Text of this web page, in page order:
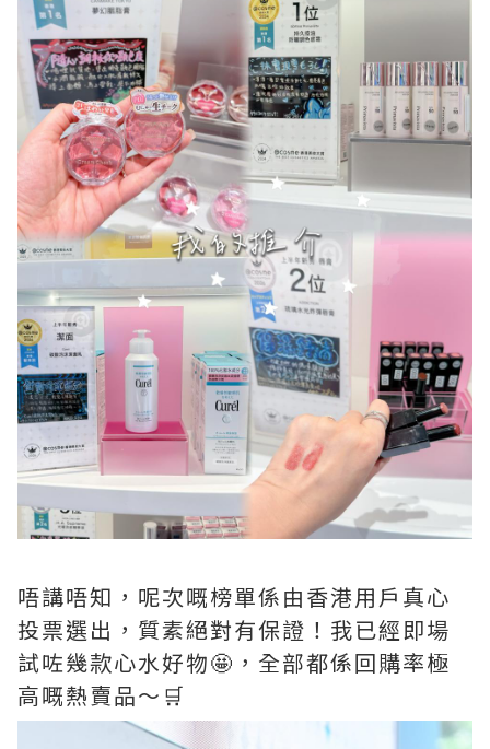
唔講唔知，呢次嘅榜單係由香港用戶真心
投票選出，質素絕對有保證！我已經即場
試咗幾款心水好物🤩，全部都係回購率極
高嘅熱賣品～🛒